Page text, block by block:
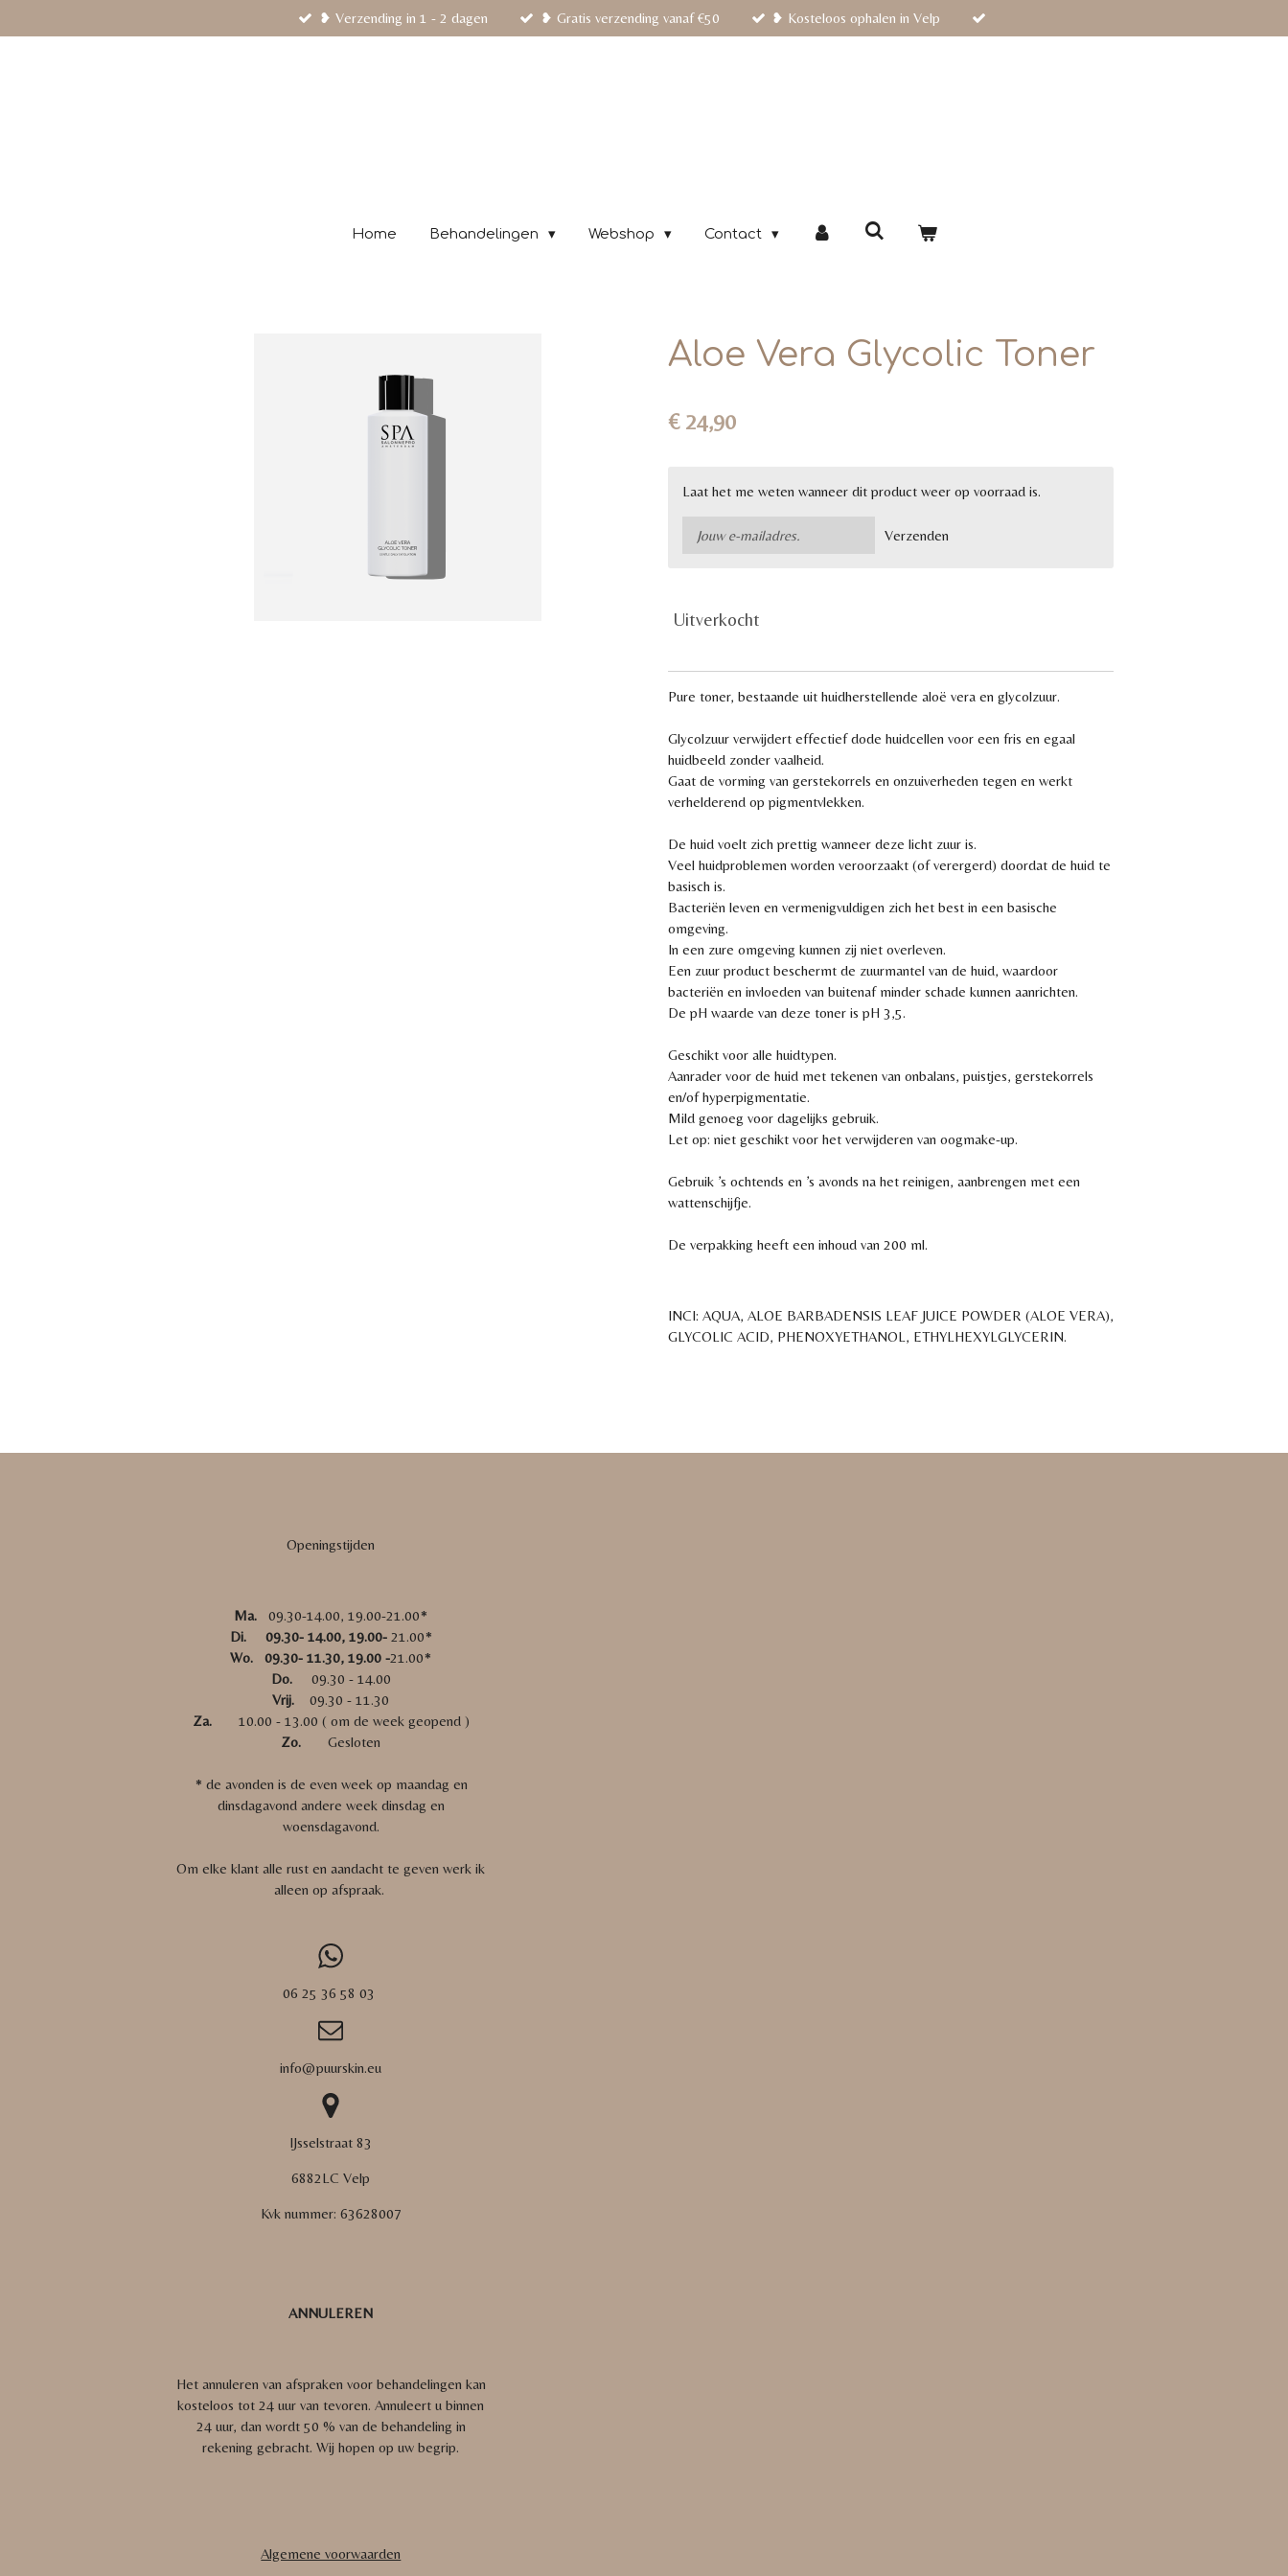
direct
❥ Verzending in 1 - 2 dagen ❥ Gratis verzending vanaf €50 ❥ Kosteloos ophalen in Velp
Home Behandelingen Webshop Contact
Aloe Vera Glycolic Toner
€ 24,90
Laat het me weten wanneer dit product weer op voorraad is.
Verzenden
Uitverkocht
Pure toner, bestaande uit huidherstellende aloë vera en glycolzuur.
Glycolzuur verwijdert effectief dode huidcellen voor een fris en egaal
huidbeeld zonder vaalheid.
Gaat de vorming van gerstekorrels en onzuiverheden tegen en werkt
verhelderend op pigmentvlekken.
De huid voelt zich prettig wanneer deze licht zuur is.
Veel huidproblemen worden veroorzaakt (of verergerd) doordat de huid te
basisch is.
Bacteriën leven en vermenigvuldigen zich het best in een basische
omgeving.
In een zure omgeving kunnen zij niet overleven.
Een zuur product beschermt de zuurmantel van de huid, waardoor
bacteriën en invloeden van buitenaf minder schade kunnen aanrichten.
De pH waarde van deze toner is pH 3,5.
Geschikt voor alle huidtypen.
Aanrader voor de huid met tekenen van onbalans, puistjes, gerstekorrels
en/of hyperpigmentatie.
Mild genoeg voor dagelijks gebruik.
Let op: niet geschikt voor het verwijderen van oogmake-up.
Gebruik ’s ochtends en ’s avonds na het reinigen, aanbrengen met een
wattenschijfje.
De verpakking heeft een inhoud van 200 ml.
INCI: AQUA, ALOE BARBADENSIS LEAF JUICE POWDER (ALOE VERA),
GLYCOLIC ACID, PHENOXYETHANOL, ETHYLHEXYLGLYCERIN.
Openingstijden
Ma.09.30-14.00, 19.00-21.00*
Di. 09.30- 14.00, 19.00- 21.00*
Wo. 09.30- 11.30, 19.00 -21.00*
Do.09.30 - 14.00
Vrij.
09.30 - 11.30
Za.10.00 - 13.00 ( om de week geopend )
Zo.
Gesloten
* de avonden is de even week op maandag en
dinsdagavond andere week dinsdag en
woensdagavond.
Om elke klant alle rust en aandacht te geven werk ik
alleen op afspraak.
06 25 36 58 03
info@puurskin.eu
IJsselstraat 83
6882LC Velp
Kvk nummer: 63628007
ANNULEREN
Het annuleren van afspraken voor behandelingen kan
kosteloos tot 24 uur van tevoren. Annuleert u binnen
24 uur, dan wordt 50 % van de behandeling in
rekening gebracht.Wij hopen op uw begrip.
Algemene voorwaarden